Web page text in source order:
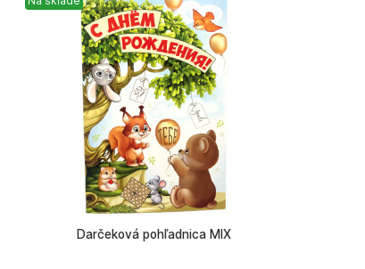
Darčeková pohľadnica MIX